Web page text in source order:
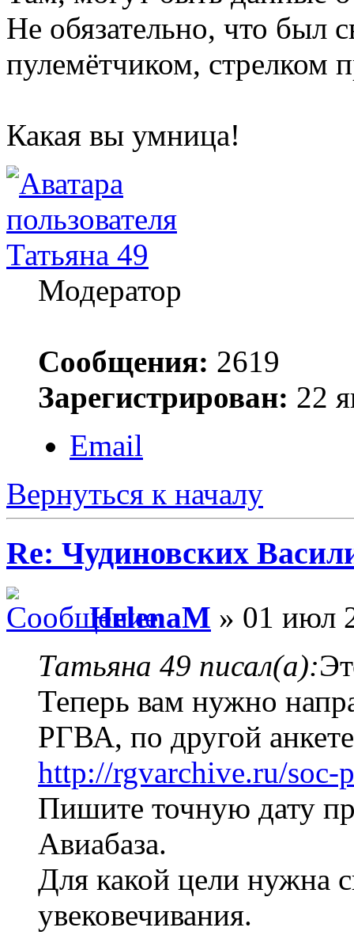
Не обязательно, что был
пулемётчиком, стрелком
Какая вы умница!
Татьяна 49
Модератор
Сообщения: 2619
Зарегистрирован: 22
Email
Вернуться к началу
Re: Чудиновских
HelenaM » 01 июл
Татьяна 49 писал(а):
Теперь вам нужно
РГВА, по другой
http://rgvarchive.ru/soc-
Пишите точную дату
Авиабаза.
Для какой цели нужна
увековечивания.